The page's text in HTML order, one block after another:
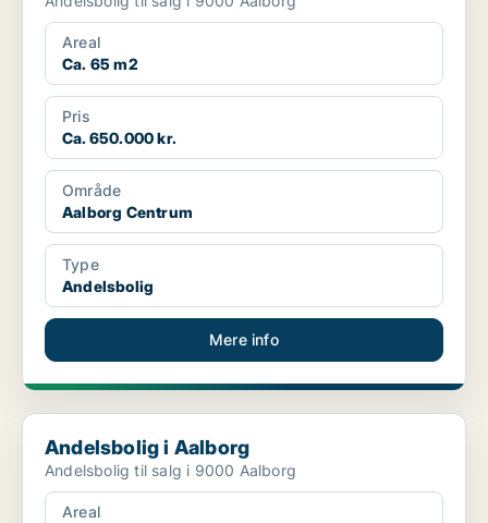
Areal
Ca. 65 m2
Pris
Ca. 650.000 kr.
Område
Aalborg Centrum
Type
Andelsbolig
Mere info
Andelsbolig i Aalborg
Andelsbolig i Aalborg
Andelsbolig til salg i 9000 Aalborg
Areal